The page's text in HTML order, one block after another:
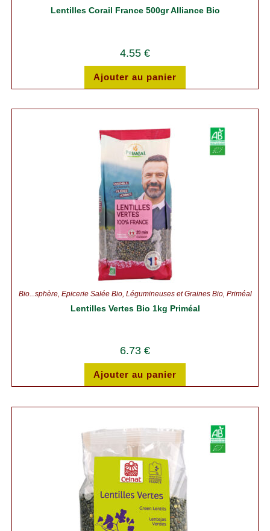
Lentilles Corail France 500gr Alliance Bio
4.55 €
Ajouter au panier
Bio...sphère, Épicerie Salée Bio, Légumineuses et Graines Bio, Priméal
Lentilles Vertes Bio 1kg Priméal
6.73 €
Ajouter au panier